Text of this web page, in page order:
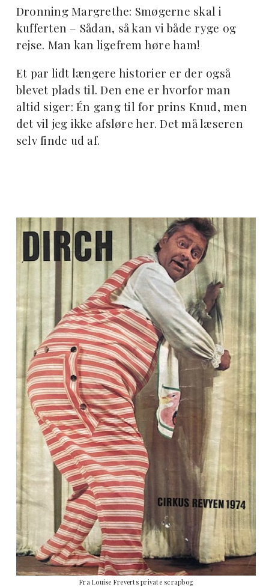
Dronning Margrethe: Smøgerne skal i
kufferten – Sådan, så kan vi både ryge og
rejse. Man kan ligefrem høre ham!
Et par lidt længere historier er der også
blevet plads til. Den ene er hvorfor man
altid siger: Én gang til for prins Knud, men
det vil jeg ikke afsløre her. Det må læseren
selv finde ud af.
Fra Louise Freverts private scrapbog